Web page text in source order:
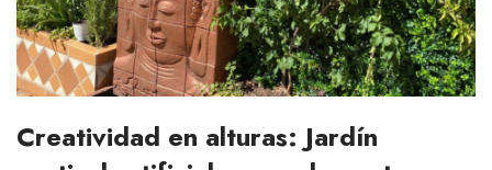
Creatividad en alturas: Jardín